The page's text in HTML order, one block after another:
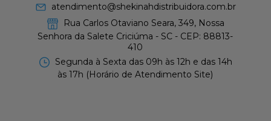
atendimento@shekinahdistribuidora.com.br
Rua Carlos Otaviano Seara, 349, Nossa
Senhora da Salete Criciúma - SC - CEP: 88813-
410
Segunda à Sexta das 09h às 12h e das 14h
às 17h (Horário de Atendimento Site)